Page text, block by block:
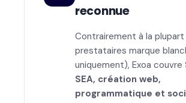
reconnue
Contrairement à la
prestataires marque
uniquement), Exoa couvre
SEA, création web,
programmatique et